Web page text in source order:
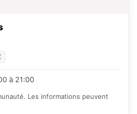
à 21:00
Les informations peuvent